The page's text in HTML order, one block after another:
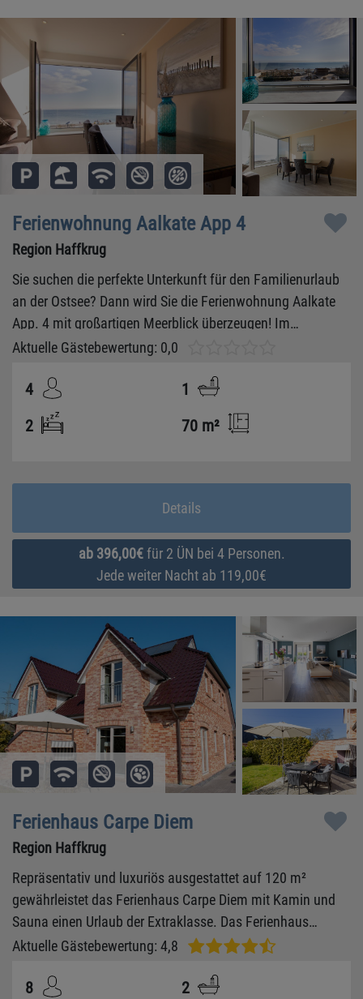
Ferienwohnung Aalkate App 4
Region Haffkrug
Sie suchen die perfekte Unterkunft für den Familienurlaub
an der Ostsee? Dann wird Sie die Ferienwohnung Aalkate
App. 4 mit großartigen Meerblick überzeugen! Im
Erdgeschoss gibt es die besten Fischbrötchen weit und
was will man noch mehr?!
Aktuelle Gästebewertung: 0,0
4
1
2
70 m²
Details
ab 396,00€für 2 ÜN bei 4 Personen.
Jede weiter Nacht ab 119,00€
Ferienhaus Carpe Diem
Region Haffkrug
Repräsentativ und luxuriös ausgestattet auf 120 m²
gewährleistet das Ferienhaus Carpe Diem mit Kamin und
Sauna einen Urlaub der Extraklasse. Das Ferienhaus
verfügt über Platz für 8 Personen.
Aktuelle Gästebewertung: 4,8
8
2